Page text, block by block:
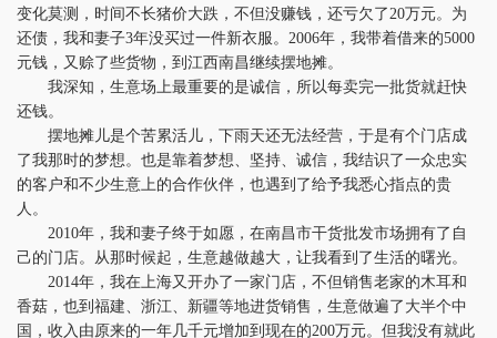
变化莫测，时间不长猪价大跌，不但没赚钱，还亏欠了20万元。为
还债，我和妻子3年没买过一件新衣服。2006年，我带着借来的5000
元钱，又赊了些货物，到江西南昌继续摆地摊。
我深知，生意场上最重要的是诚信，所以每卖完一批货就赶快
还钱。
摆地摊儿是个苦累活儿，下雨天还无法经营，于是有个门店成
了我那时的梦想。也是靠着梦想、坚持、诚信，我结识了一众忠实
的客户和不少生意上的合作伙伴，也遇到了给予我悉心指点的贵
人。
2010年，我和妻子终于如愿，在南昌市干货批发市场拥有了自
己的门店。从那时候起，生意越做越大，让我看到了生活的曙光。
2014年，我在上海又开办了一家门店，不但销售老家的木耳和
香菇，也到福建、浙江、新疆等地进货销售，生意做遍了大半个中
国，收入由原来的一年几千元增加到现在的200万元。但我没有就此